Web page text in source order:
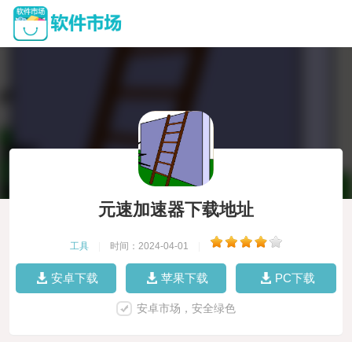
元速加速器下载地址
工具 时间：2024-04-01
安卓下载 苹果下载 PC下载
安卓市场，安全绿色